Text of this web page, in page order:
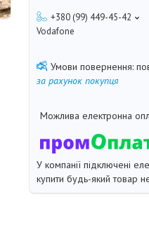
+380 (99) 449-45-42
Vodafone
за рахунок покупця
У компанії підключені
купити будь-який товар